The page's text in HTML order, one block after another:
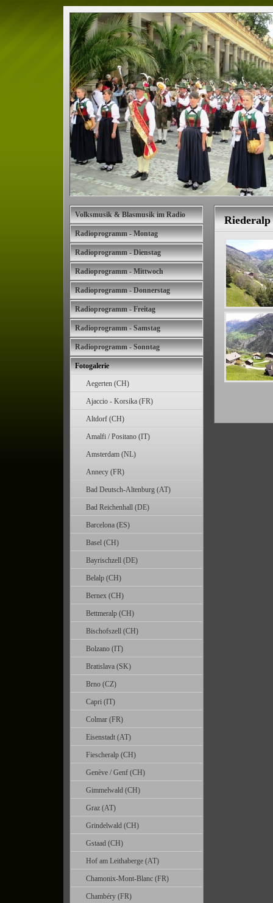
Riederalp
Volksmusik & Blasmusik im Radio
Radioprogramm - Montag
Radioprogramm - Dienstag
Radioprogramm - Mittwoch
Radioprogramm - Donnerstag
Radioprogramm - Freitag
Radioprogramm - Samstag
Radioprogramm - Sonntag
Fotogalerie
Aegerten (CH)
Ajaccio - Korsika (FR)
Altdorf (CH)
Amalfi / Positano (IT)
Amsterdam (NL)
Annecy (FR)
Bad Deutsch-Altenburg (AT)
Bad Reichenhall (DE)
Barcelona (ES)
Basel (CH)
Bayrischzell (DE)
Belalp (CH)
Bernex (CH)
Bettmeralp (CH)
Bischofszell (CH)
Bolzano (IT)
Bratislava (SK)
Brno (CZ)
Capri (IT)
Colmar (FR)
Eisenstadt (AT)
Fiescheralp (CH)
Genève / Genf (CH)
Gimmelwald (CH)
Graz (AT)
Grindelwald (CH)
Gstaad (CH)
Hof am Leithaberge (AT)
Chamonix-Mont-Blanc (FR)
Chambéry (FR)